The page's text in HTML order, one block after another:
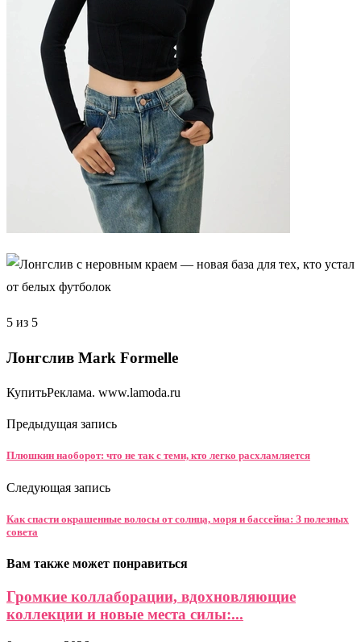
5 из 5
Лонгслив Mark Formelle
КупитьРеклама. www.lamoda.ru
Предыдущая запись
Плюшкин наоборот: что не так с теми, кто легко расхламляется
Следующая запись
Как спасти окрашенные волосы от солнца, моря и бассейна: З полезных
совета
Вам также может понравиться
Громкие коллаборации, вдохновляющие
коллекции и новые места силы:...